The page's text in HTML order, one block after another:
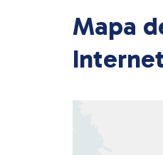
Mapa
Internet